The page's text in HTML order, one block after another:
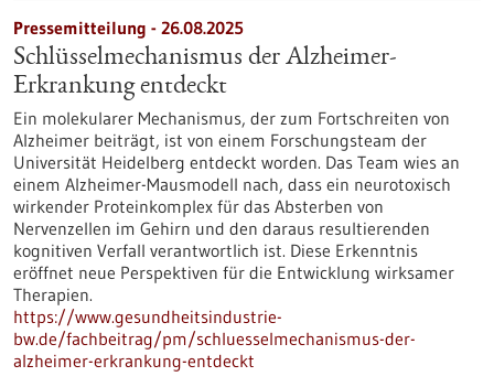
Pressemitteilung - 26.08.2025
Schlüsselmechanismus der Alzheimer-
Erkrankung entdeckt
Ein molekularer Mechanismus, der zum Fortschreiten von
Alzheimer beiträgt, ist von einem Forschungsteam der
Universität Heidelberg entdeckt worden. Das Team wies an
einem Alzheimer-Mausmodell nach, dass ein neurotoxisch
wirkender Proteinkomplex für das Absterben von
Nervenzellen im Gehirn und den daraus resultierenden
kognitiven Verfall verantwortlich ist. Diese Erkenntnis
eröffnet neue Perspektiven für die Entwicklung wirksamer
Therapien.
https://www.gesundheitsindustrie-
bw.de/fachbeitrag/pm/schluesselmechanismus-der-
alzheimer-erkrankung-entdeckt